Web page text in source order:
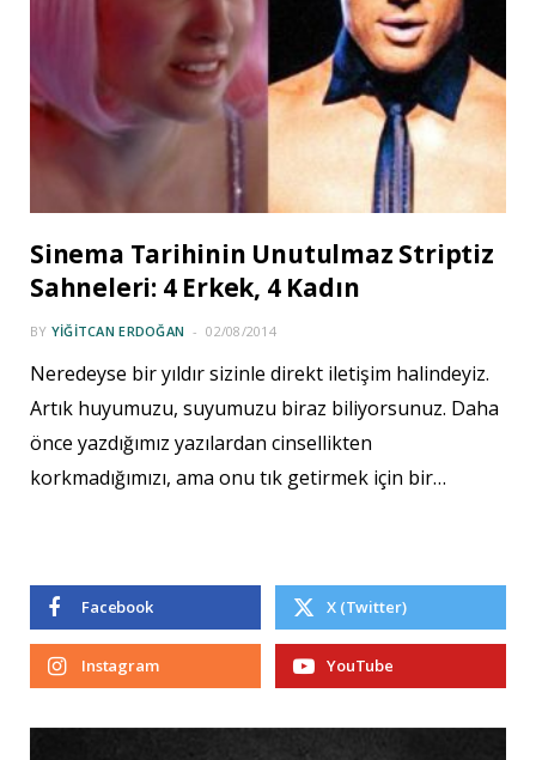
Sinema Tarihinin Unutulmaz Striptiz
Sahneleri: 4 Erkek, 4 Kadın
BY YIĞITCAN ERDOĞAN 02/08/2014
Neredeyse bir yıldır sizinle direkt iletişim halindeyiz.
Artık huyumuzu, suyumuzu biraz biliyorsunuz. Daha
önce yazdığımız yazılardan cinsellikten
korkmadığımızı, ama onu tık getirmek için bir…
Facebook X (Twitter)
Instagram YouTube